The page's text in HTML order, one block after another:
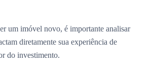
um imóvel novo, é importante analisar
diretamente sua experiência de
do investimento.